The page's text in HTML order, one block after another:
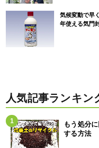
気候変動で早
年使える気門
人気記事ランキン
もう処分
する方法